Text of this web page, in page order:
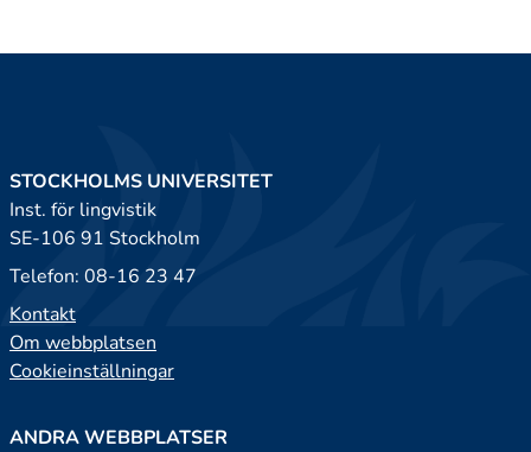
STOCKHOLMS UNIVERSITET
Inst. för lingvistik
SE-106 91 Stockholm
Telefon: 08-16 23 47
Kontakt
Om webbplatsen
Cookieinställningar
ANDRA WEBBPLATSER